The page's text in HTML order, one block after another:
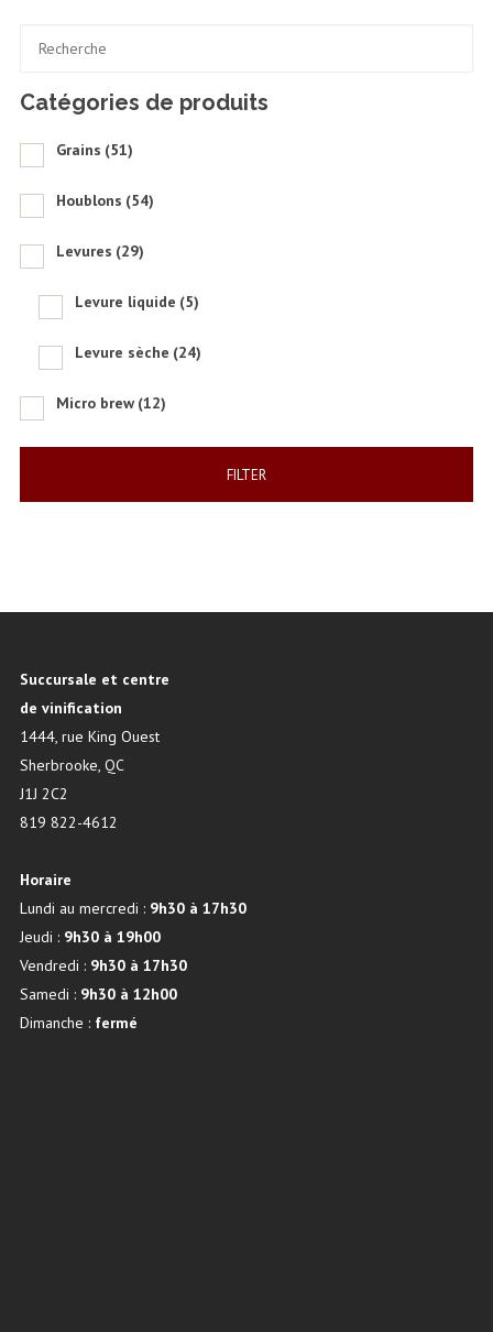
Catégories de produits
Grains (51)
Houblons (54)
Levures (29)
Levure liquide (5)
Levure sèche (24)
Micro brew (12)
FILTER
Succursale et centre
de vinification
1444, rue King Ouest
Sherbrooke, QC
J1J 2C2
819 822-4612
Horaire
Lundi au mercredi : 9h30 à 17h30
Jeudi : 9h30 à 19h00
Vendredi : 9h30 à 17h30
Samedi : 9h30 à 12h00
Dimanche : fermé